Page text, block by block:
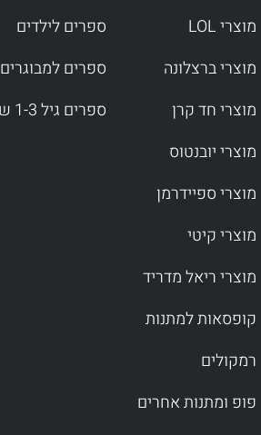
מוצרי LOL
מוצרי ברצלונה
מוצרי חד קרן
מוצרי יובנטוס
מוצרי ספיידרמן
מוצרי קיטי
מוצרי ריאל מדריד
קופסאות למתנות
רמקולים
פופ ומתנות אחרים
ספרים לילדים
ספרים למבוגרים
ספרים גיל 1-3 שנים